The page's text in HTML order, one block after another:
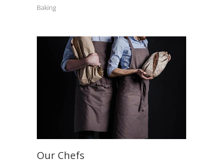
Baking
Our Chefs